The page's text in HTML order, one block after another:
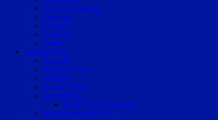
Reise & Erholung
Life-Style
Karriere
Technik
Wetter
Sonderthemen
Podcasts
Kids & Teenies
Senioren
Katz & Hund
Valentinstag
Meine Liebeserklärung
Bundestagswahl 2017